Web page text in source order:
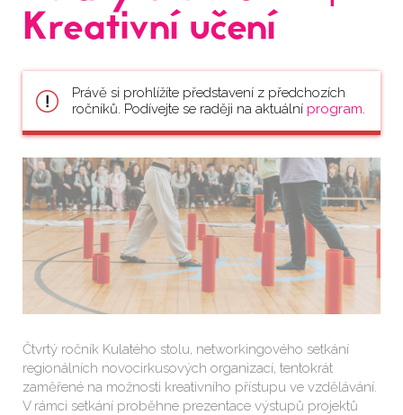
Kreativní učení
Právě si prohlížíte představení z předchozích
ročníků. Podívejte se raději na aktuální program.
Čtvrtý ročník Kulatého stolu, networkingového setkání
regionálních novocirkusových organizací, tentokrát
zaměřené na možnosti kreativního přístupu ve vzdělávání.
V rámci setkání proběhne prezentace výstupů projektů